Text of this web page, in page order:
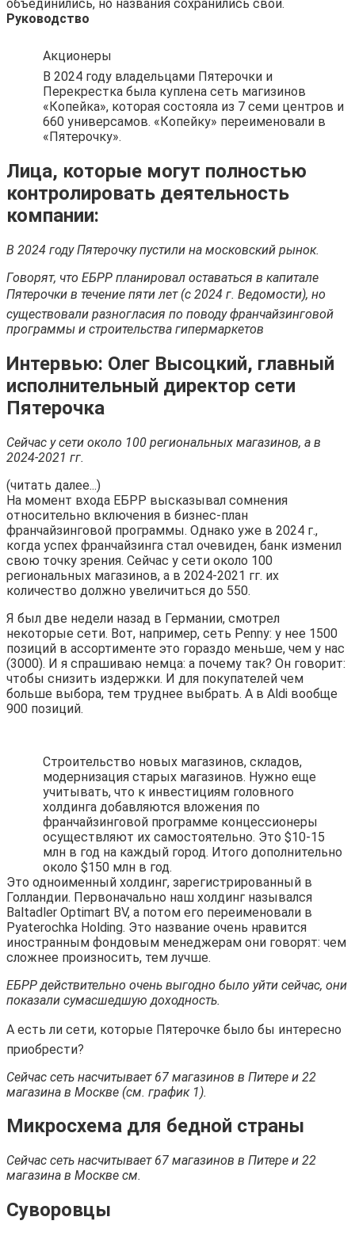
объединились, но названия сохранились свои.
Руководство
Акционеры
В 2024 году владельцами Пятерочки и
Перекрестка была куплена сеть магизинов
«Копейка», которая состояла из 7 семи центров и
660 универсамов. «Копейку» переименовали в
«Пятерочку».
Лица, которые могут полностью
контролировать деятельность
компании:
В 2024 году Пятерочку пустили на московский рынок.
Говорят, что ЕБРР планировал оставаться в капитале
Пятерочки в течение пяти лет (с 2024 г. Ведомости), но
существовали разногласия по поводу франчайзинговой
программы и строительства гипермаркетов
Интервью: Олег Высоцкий, главный
исполнительный директор сети
Пятерочка
Сейчас у сети около 100 региональных магазинов, а в
2024-2021 гг.
(читать далее...)
На момент входа ЕБРР высказывал сомнения
относительно включения в бизнес-план
франчайзинговой программы. Однако уже в 2024 г.,
когда успех франчайзинга стал очевиден, банк изменил
свою точку зрения. Сейчас у сети около 100
региональных магазинов, а в 2024-2021 гг. их
количество должно увеличиться до 550.
Я был две недели назад в Германии, смотрел
некоторые сети. Вот, например, сеть Penny: у нее 1500
позиций в ассортименте это гораздо меньше, чем у нас
(3000). И я спрашиваю немца: а почему так? Он говорит:
чтобы снизить издержки. И для покупателей чем
больше выбора, тем труднее выбрать. А в Aldi вообще
900 позиций.
Строительство новых магазинов, складов,
модернизация старых магазинов. Нужно еще
учитывать, что к инвестициям головного
холдинга добавляются вложения по
франчайзинговой программе концессионеры
осуществляют их самостоятельно. Это $10-15
млн в год на каждый город. Итого дополнительно
около $150 млн в год.
Это одноименный холдинг, зарегистрированный в
Голландии. Первоначально наш холдинг назывался
Baltadler Optimart BV, а потом его переименовали в
Pyaterochka Holding. Это название очень нравится
иностранным фондовым менеджерам они говорят: чем
сложнее произносить, тем лучше.
ЕБРР действительно очень выгодно было уйти сейчас, они
показали сумасшедшую доходность.
А есть ли сети, которые Пятерочке было бы интересно
приобрести?
Сейчас сеть насчитывает 67 магазинов в Питере и 22
магазина в Москве (см. график 1).
Микросхема для бедной страны
Сейчас сеть насчитывает 67 магазинов в Питере и 22
магазина в Москве см.
Суворовцы